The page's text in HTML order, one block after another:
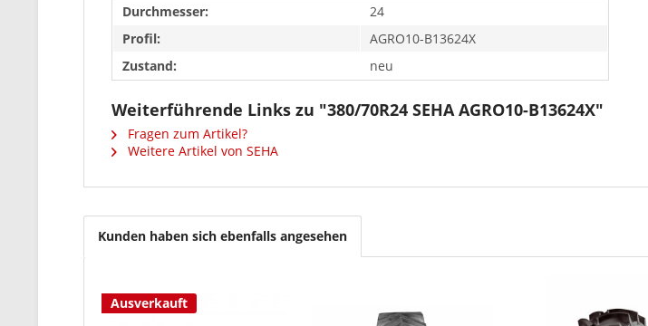
Durchmesser:
24
Profil:
AGRO10-B13624X
Zustand:
neu
Weiterführende Links zu "380/70R24 SEHA AGRO10-B13624X"
Fragen zum Artikel?
Weitere Artikel von SEHA
Kunden haben sich ebenfalls angesehen
Ausverkauft